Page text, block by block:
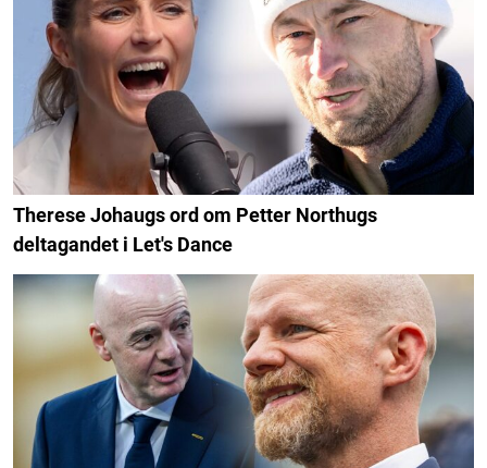
Therese Johaugs ord om Petter Northugs
deltagandet i Let's Dance